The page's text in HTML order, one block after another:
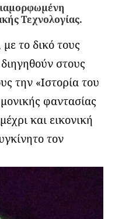
Τεχνολογίας.
με το δικό τους
στους
την «Ιστορία του
φαντασίας
και εικονική
τον